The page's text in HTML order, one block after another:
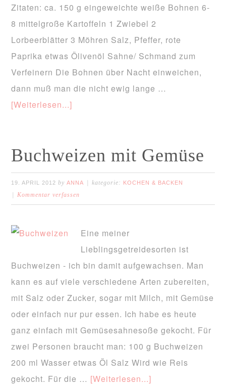
Zitaten: ca. 150 g eingeweichte weiße Bohnen 6-
8 mittelgroße Kartoffeln 1 Zwiebel 2
Lorbeerblätter 3 Möhren Salz, Pfeffer, rote
Paprika etwas Ölivenöl Sahne/ Schmand zum
Verfeinern Die Bohnen über Nacht einweichen,
dann muß man die nicht ewig lange …
[Weiterlesen...]
Buchweizen mit Gemüse
19. APRIL 2012 byANNA kategorie: KOCHEN & BACKEN
Kommentar verfassen
Eine meiner
Lieblingsgetreidesorten ist
Buchweizen - ich bin damit aufgewachsen. Man
kann es auf viele verschiedene Arten zubereiten,
mit Salz oder Zucker, sogar mit Milch, mit Gemüse
oder einfach nur pur essen. Ich habe es heute
ganz einfach mit Gemüsesahnesoße gekocht. Für
zwei Personen braucht man: 100 g Buchweizen
200 ml Wasser etwas Öl Salz Wird wie Reis
gekocht. Für die … [Weiterlesen...]